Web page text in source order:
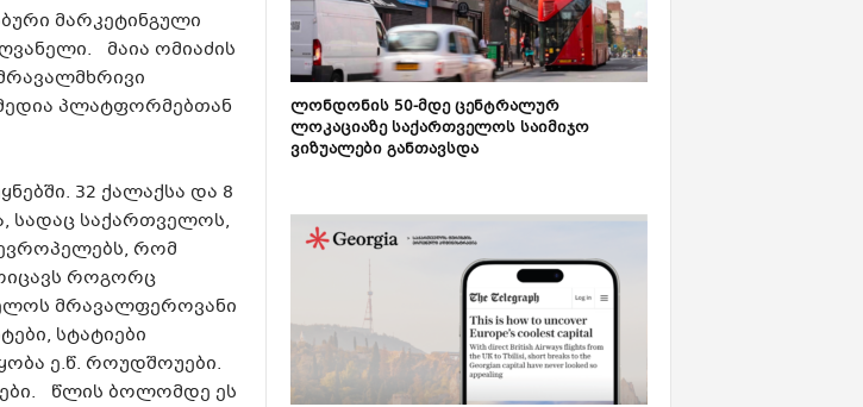
მარკეტინგული
მაია ომიაძის
მედია პლატფორმებთან
32 ქალაქსა და 8
სადაც საქართველოს,
რომ
როგორც
მრავალფეროვანი
სტატიები
ე.წ. როუდშოუები.
წლის ბოლომდე ეს
ლონდონის 50-მდე ცენტრალურ
ლოკაციაზე საქართველოს საიმიჯო
ვიზუალები განთავსდა